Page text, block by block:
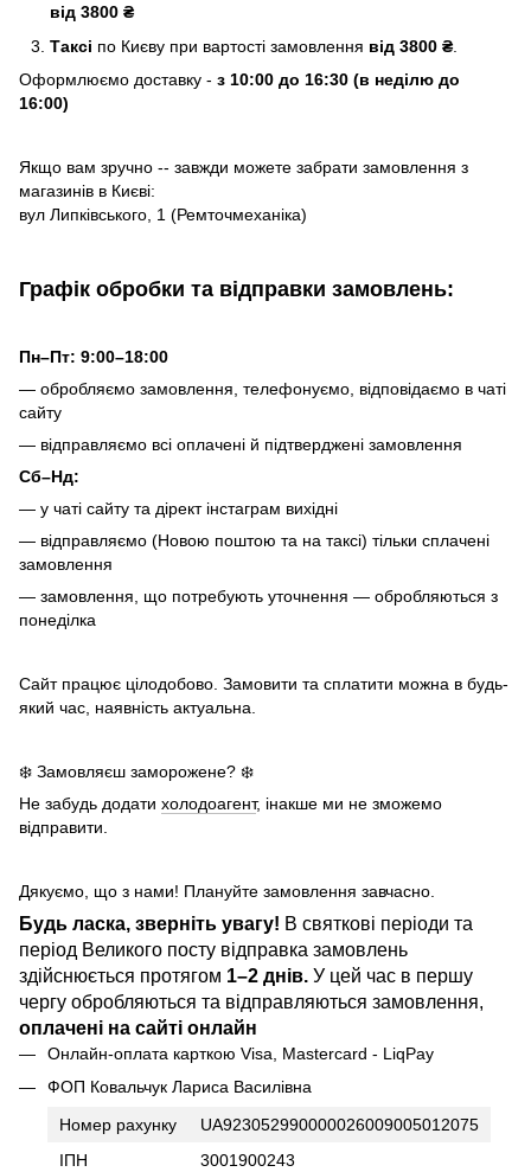
від 3800 ₴
Таксі по Києву при вартості замовлення від 3800 ₴.
Оформлюємо доставку - з 10:00 до 16:30 (в неділю до
16:00)
Якщо вам зручно -- завжди можете забрати замовлення з
магазинів в Києві:
вул Липківського, 1 (Ремточмеханіка)
Графік обробки та відправки замовлень:
Пн–Пт: 9:00–18:00
— обробляємо замовлення, телефонуємо, відповідаємо в чаті
сайту
— відправляємо всі оплачені й підтверджені замовлення
Сб–Нд:
— у чаті сайту та дірект інстаграм вихідні
— відправляємо (Новою поштою та на таксі) тільки сплачені
замовлення
— замовлення, що потребують уточнення — обробляються з
понеділка
Сайт працює цілодобово. Замовити та сплатити можна в будь-
який час, наявність актуальна.
❄️ Замовляєш заморожене? ❄️
Не забудь додати холодоагент, інакше ми не зможемо
відправити.
Дякуємо, що з нами! Плануйте замовлення завчасно.
Будь ласка, зверніть увагу! В святкові періоди та
період Великого посту відправка замовлень
здійснюється протягом 1–2 днів. У цей час в першу
чергу обробляються та відправляються замовлення,
оплачені на сайті онлайн
Онлайн-оплата карткою Visa, Mastercard - LiqPay
ФОП Ковальчук Лариса Василівна
Номер рахунку
UA923052990000026009005012075
ІПН
3001900243